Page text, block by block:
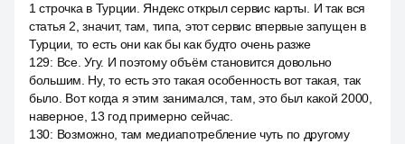
1 строчка в Турции. Яндекс открыл сервис карты. И так вся
статья 2, значит, там, типа, этот сервис впервые запущен в
Турции, то есть они как бы как будто очень разже
129: Все. Угу. И поэтому объём становится довольно
большим. Ну, то есть это такая особенность вот такая, так
было. Вот когда я этим занимался, там, это был какой 2000,
наверное, 13 год примерно сейчас.
130: Возможно, там медиапотребление чуть по другому